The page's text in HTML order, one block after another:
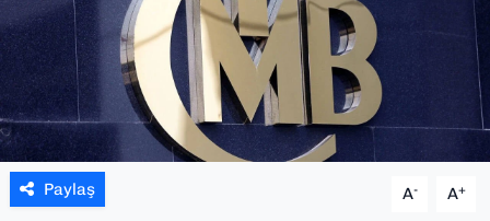
Paylaş A- A+
YEREL YÖNETİMLER